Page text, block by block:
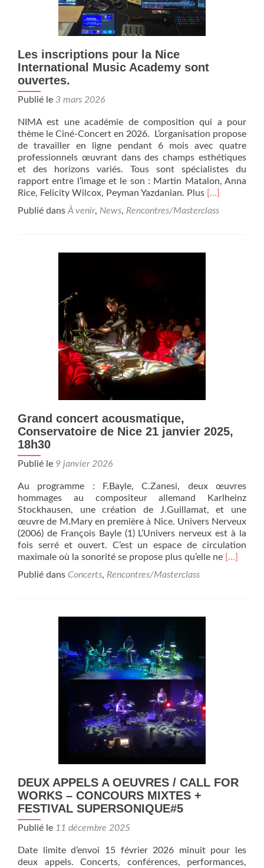
depuis
le
27
2026
Les inscriptions pour la Nice
International Music Academy sont
ouvertes.
Publié le 3 mars 2026
NIMA est une académie de composition qui a pour
thème le Ciné-Concert en 2026. L’organisation propose
de travailler en ligne pendant 6 mois avec quatre
professionnels œuvrant dans des champs esthétiques
et des horizons variés. Tous sont spécialistes du
rapport entre l’image et le son : Martin Matalon, Anna
Rice, Felicity Wilcox, Peyman Yazdanian. Plus En
plus
[…]
Publié dans À venir, News, Rencontres/Masterclass
Grand concert acousmatique,
Conservatoire de Nice 21 janvier 2025,
18h30
Publié le 9 janvier 2026
Au programme : F.Bayle, C.Zanesi, deux œuvres
hommages au compositeur allemand Karlheinz
Stockhausen, une création de J.Guillamat, et une
œuvre de M.Mary en première à Nice. Univers Nerveux
(2006) de François Bayle (1) L’Univers nerveux est à la
fois serré et ouvert. C’est un espace de circulation
maximale où la sonorité se propose plus qu’elle ne En[…]
Publié dans Concerts, Rencontres/Masterclass
DEUX APPELS A OEUVRES / CALL FOR
WORKS – CONCOURS MIXTES +
FESTIVAL SUPERSONIQUE#5
Publié le 11 décembre 2025
Date limite d’envoi 15 février 2026 minuit pour les
deux appels. Concerts, conférences, performances,